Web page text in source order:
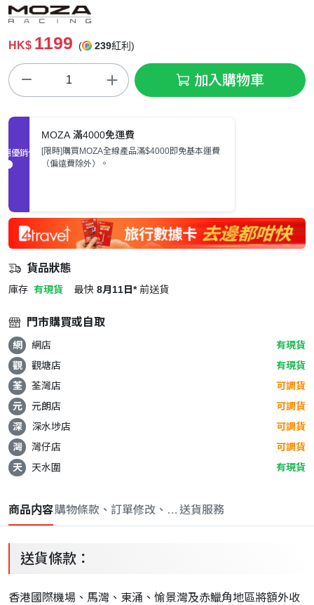
HK$ 1199 ( 239紅利)
加入購物車
促銷優惠
MOZA 滿4000免運費
[限時]購買MOZA全線產品滿$4000即免基本運費
（偏遠費除外）。
貨品狀態
庫存 有現貨 最快 8月11日* 前送貨
門市購買或自取
網 網店
有現貨
觀
觀塘店
有現貨
荃
荃灣店
可調貨
元
元朗店
可調貨
深
深水埗店
可調貨
灣
灣仔店
可調貨
天
天水圍 有現貨
商品内容購物條款、訂單修改、取消與退款政策
送貨服務
送貨條款：
香港國際機場、馬灣、東涌、愉景灣及赤鱲角地區將額外收